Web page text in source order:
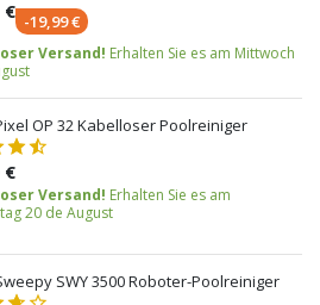
€ -19,99 €
Versand! Erhalten Sie es am Mittwoch
OP 32 Kabelloser Poolreiniger
€
Versand! Erhalten Sie es am
20 de August
SWY 3500 Roboter-Poolreiniger